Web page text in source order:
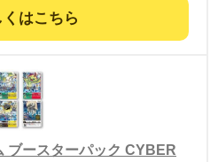
はこちら
ブースターパック CYBER